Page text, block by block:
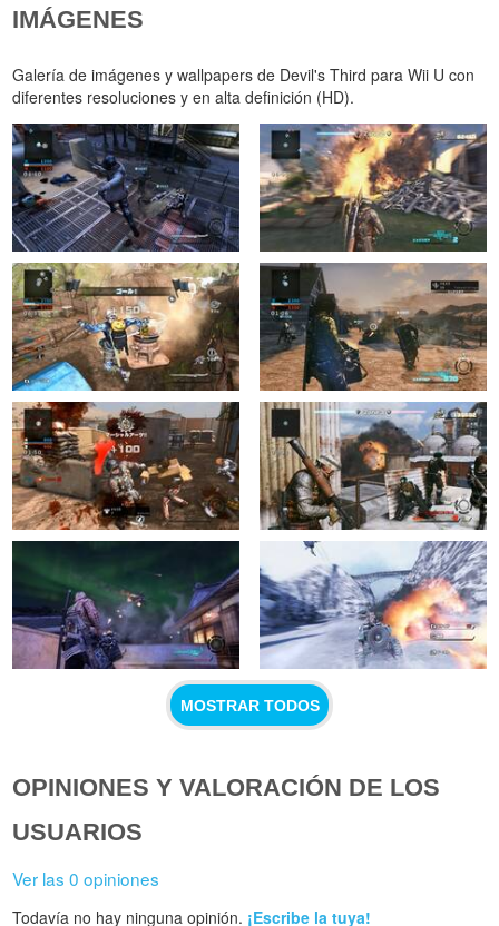
IMÁGENES
Galería de imágenes y wallpapers de Devil's Third para Wii U con
diferentes resoluciones y en alta definición (HD).
MOSTRAR TODOS
OPINIONES Y VALORACIÓN DE LOS
USUARIOS
Ver las 0 opiniones
Todavía no hay ninguna opinión. ¡Escribe la tuya!